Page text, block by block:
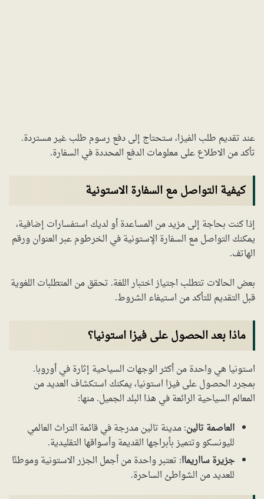
عند تقديم طلب الفيزا، ستحتاج إلى دفع رسوم طلب غير مستردة.
تأكد من الاطلاع على معلومات الدفع المحددة في السفارة.
كيفية التواصل مع السفارة الاستونية
إذا كنت بحاجة إلى مزيد من المساعدة أو لديك استفسارات إضافية،
يمكنك التواصل مع السفارة الإستونية في الخرطوم عبر العنوان ورقم
الهاتف.
بعض الحالات تتطلب اجتياز اختبار اللغة. تحقق من المتطلبات اللغوية
قبل التقديم للتأكد من استيفاء الشروط.
ماذا بعد الحصول على فيزا استونيا؟
استونيا هي واحدة من أكثر الوجهات السياحية إثارة في أوروبا.
بمجرد الحصول على فيزا استونيا، يمكنك استكشاف العديد من
المعالم السياحية الرائعة في هذا البلد الجميل. منها:
العاصمة تالين: مدينة تالين مدرجة في قائمة التراث العالمي
لليونسكو وتتميز بأبراجها القديمة وأسواقها التقليدية.
جزيرة سااريماا: تعتبر واحدة من أجمل الجزر الاستونية وموطنًا
للعديد من الشواطئ الساحرة.